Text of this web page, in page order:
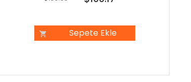
Sepete Ekle